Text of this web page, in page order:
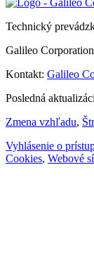
Technický
Galileo
Kontakt: Galileo
Posledná
Zmena vzhľadu,
Vyhlásenie o
Cookies, Webové